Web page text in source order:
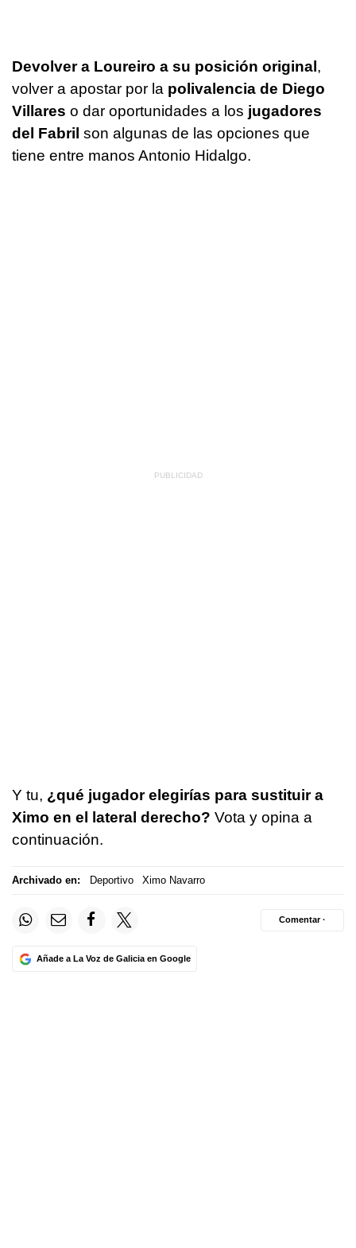
Devolver a Loureiro a su posición original,
volver a apostar por la polivalencia de Diego
Villares o dar oportunidades a los jugadores
del Fabril son algunas de las opciones que
tiene entre manos Antonio Hidalgo.
Y tu, ¿qué jugador elegirías para sustituir a
Ximo en el lateral derecho? Vota y opina a
continuación.
Archivado en: Deportivo Ximo Navarro
Añade a La Voz de Galicia en Google
Comentar ·